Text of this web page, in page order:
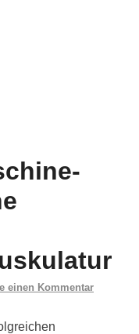
einen Kommentar